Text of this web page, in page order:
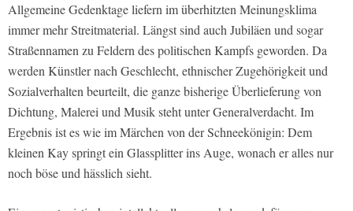
Allgemeine Gedenktage liefern im überhitzten Meinungsklima
immer mehr Streitmaterial. Längst sind auch Jubiläen und sogar
Straßennamen zu Feldern des politischen Kampfs geworden. Da
werden Künstler nach Geschlecht, ethnischer Zugehörigkeit und
Sozialverhalten beurteilt, die ganze bisherige Überlieferung von
Dichtung, Malerei und Musik steht unter Generalverdacht. Im
Ergebnis ist es wie im Märchen von der Schneekönigin: Dem
kleinen Kay springt ein Glassplitter ins Auge, wonach er alles nur
noch böse und hässlich sieht.